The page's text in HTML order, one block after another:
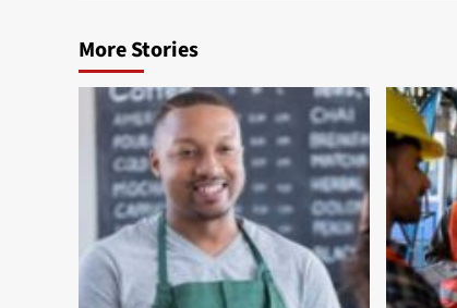
More Stories